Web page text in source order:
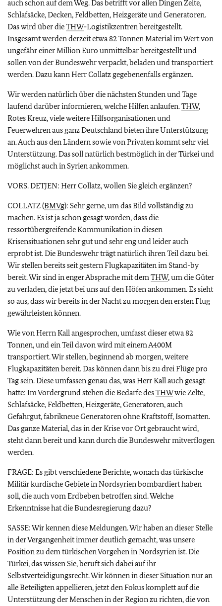
auch schon auf dem Weg. Das betrifft vor allen Dingen Zelte,
Schlafsäcke, Decken, Feldbetten, Heizgeräte und Generatoren.
Das wird über dieTHW-Logistikzentren bereitgestellt.
Insgesamt werden derzeit etwa 82 Tonnen Material im Wert von
ungefähr einer Million Euro unmittelbar bereitgestellt und
sollen von der Bundeswehr verpackt, beladen und transportiert
werden. Dazu kann Herr Collatz gegebenenfalls ergänzen.
Wir werden natürlich über die nächsten Stunden und Tage
laufend darüber informieren, welche Hilfen anlaufen.THW,
Rotes Kreuz, viele weitere Hilfsorganisationen und
Feuerwehren aus ganz Deutschland bieten ihre Unterstützung
an. Auch aus den Ländern sowie von Privaten kommt sehr viel
Unterstützung. Das soll natürlich bestmöglich in der Türkei und
möglichst auch in Syrien ankommen.
VORS. DETJEN: Herr Collatz, wollen Sie gleich ergänzen?
COLLATZ (BMVg): Sehr gerne, um das Bild vollständig zu
machen. Es ist ja schon gesagt worden, dass die
ressortübergreifende Kommunikation in diesen
Krisensituationen sehr gut und sehr eng und leider auch
erprobt ist. Die Bundeswehr trägt natürlich ihren Teil dazu bei.
Wir stellen bereits seit gestern Flugkapazitäten im Stand-by
bereit. Wir sind in enger Absprache mit demTHW, um die Güter
zu verladen, die jetzt bei uns auf den Höfen ankommen. Es sieht
so aus, dass wir bereits in der Nacht zu morgen den ersten Flug
gewährleisten können.
Wie von Herrn Kall angesprochen, umfasst dieser etwa 82
Tonnen, und ein Teil davon wird mit einem A400M
transportiert. Wir stellen, beginnend ab morgen, weitere
Flugkapazitäten bereit. Das können dann bis zu drei Flüge pro
Tag sein. Diese umfassen genau das, was Herr Kall auch gesagt
hatte: Im Vordergrund stehen die Bedarfe desTHWwie Zelte,
Schlafsäcke, Feldbetten, Heizgeräte, Generatoren, auch
Gefahrgut, fabrikneue Generatoren ohne Kraftstoff, Isomatten.
Das ganze Material, das in der Krise vor Ort gebraucht wird,
steht dann bereit und kann durch die Bundeswehr mitverflogen
werden.
FRAGE: Es gibt verschiedene Berichte, wonach das türkische
Militär kurdische Gebiete in Nordsyrien bombardiert haben
soll, die auch vom Erdbeben betroffen sind. Welche
Erkenntnisse hat die Bundesregierung dazu?
SASSE: Wir kennen diese Meldungen. Wir haben an dieser Stelle
in der Vergangenheit immer deutlich gemacht, was unsere
Position zu dem türkischen Vorgehen in Nordsyrien ist. Die
Türkei, das wissen Sie, beruft sich dabei auf ihr
Selbstverteidigungsrecht. Wir können in dieser Situation nur an
alle Beteiligten appellieren, jetzt den Fokus komplett auf die
Unterstützung der Menschen in der Region zu richten, die von